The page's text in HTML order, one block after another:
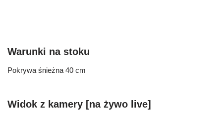
Warunki na stoku
Pokrywa śnieżna 40 cm
Widok z kamery [na żywo live]